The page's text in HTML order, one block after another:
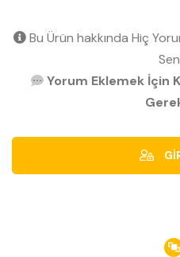
Bu Ürün hakkında Hiç
Yorum Eklemek İçin